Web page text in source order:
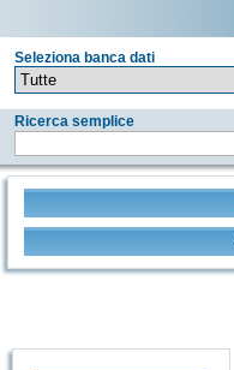
Seleziona banca dati
Ricerca semplice